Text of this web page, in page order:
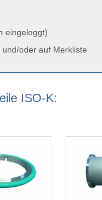
eingeloggt)
oder auf Merkliste
ISO-K: